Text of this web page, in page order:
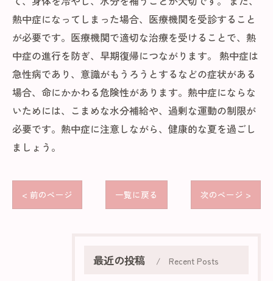
熱中症になってしまった場合、医療機関を受診すること
が必要です。医療機関で適切な治療を受けることで、熱
中症の進行を防ぎ、早期復帰につながります。 熱中症は
急性病であり、意識がもうろうとするなどの症状がある
場合、命にかかわる危険性があります。熱中症にならな
いためには、こまめな水分補給や、過剰な運動の制限が
必要です。熱中症に注意しながら、健康的な夏を過ごし
ましょう。
< 前のページ 一覧に戻る 次のページ >
最近の投稿 Recent Posts